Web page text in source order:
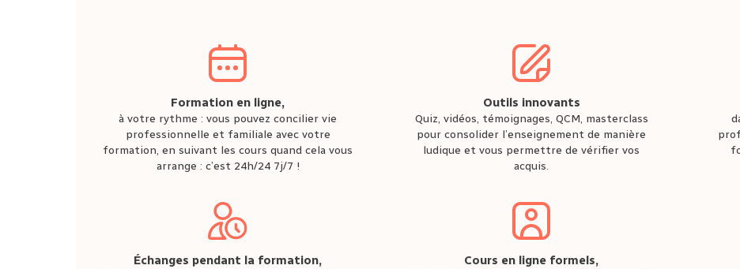
Formation en ligne,
à votre rythme : vous pouvez concilier vie
professionnelle et familiale avec votre
formation, en suivant les cours quand cela vous
arrange : c’est 24h/24 7j/7 !
Échanges pendant la formation,
Outils innovants
Quiz, vidéos, témoignages, QCM, masterclass
pour consolider l’enseignement de manière
ludique et vous permettre de vérifier vos
acquis.
Cours en ligne formels,